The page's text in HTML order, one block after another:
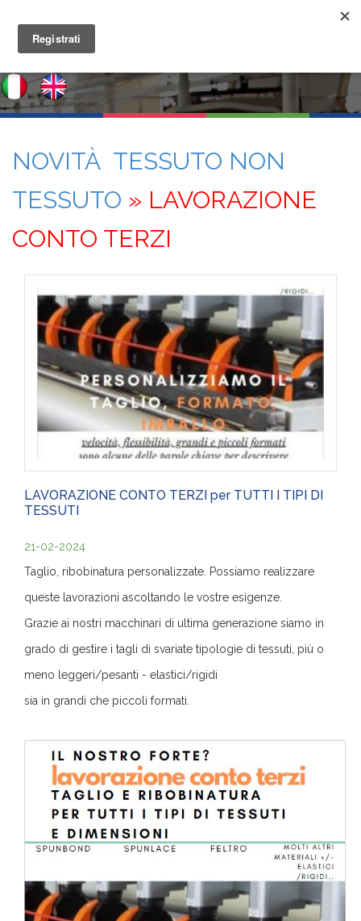
NOVITÀ TESSUTO NON
TESSUTO » LAVORAZIONE
CONTO TERZI
LAVORAZIONE CONTO TERZI per TUTTI I TIPI DI
TESSUTI
21-02-2024
Taglio, ribobinatura personalizzate. Possiamo realizzare
queste lavorazioni ascoltando le vostre esigenze.
Grazie ai nostri macchinari di ultima generazione siamo in
grado di gestire i tagli di svariate tipologie di tessuti, più o
meno leggeri/pesanti - elastici/rigidi
sia in grandi che piccoli formati.